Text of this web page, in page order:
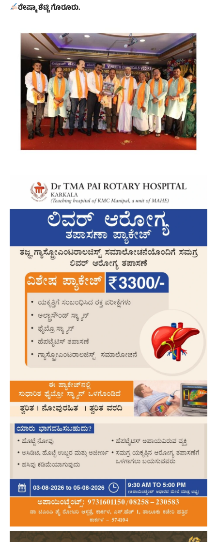
ರೇಷ್ಮಾ ಶೆಟ್ಟಿ ಗೊರೂರು.